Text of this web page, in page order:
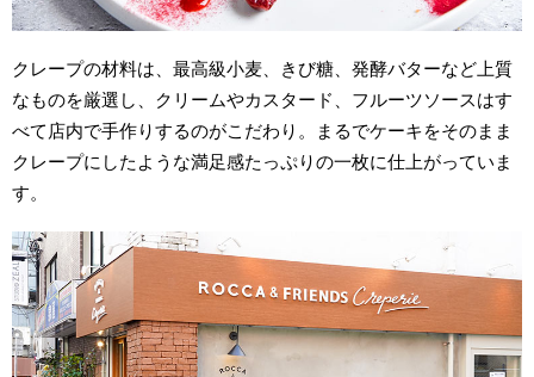
クレープの材料は、最高級小麦、きび糖、発酵バターなど上質
なものを厳選し、クリームやカスタード、フルーツソースはす
べて店内で手作りするのがこだわり。まるでケーキをそのまま
クレープにしたような満足感たっぷりの一枚に仕上がっていま
す。